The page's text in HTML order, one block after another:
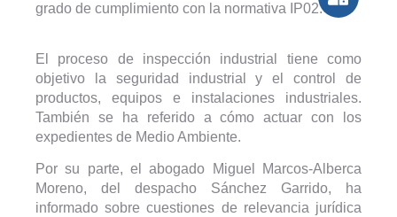
grado de cumplimiento con la normativa IP02.
El proceso de inspección industrial tiene como
objetivo la seguridad industrial y el control de
productos, equipos e instalaciones industriales.
También se ha referido a cómo actuar con los
expedientes de Medio Ambiente.
Por su parte, el abogado Miguel Marcos-Alberca
Moreno, del despacho Sánchez Garrido, ha
informado sobre cuestiones de relevancia jurídica